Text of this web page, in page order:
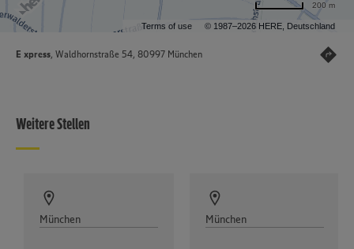
Terms of use © 1987–2026 HERE, Deutschland
200 m
E xpress, Waldhornstraße 54, 80997 München
Weitere Stellen
München München